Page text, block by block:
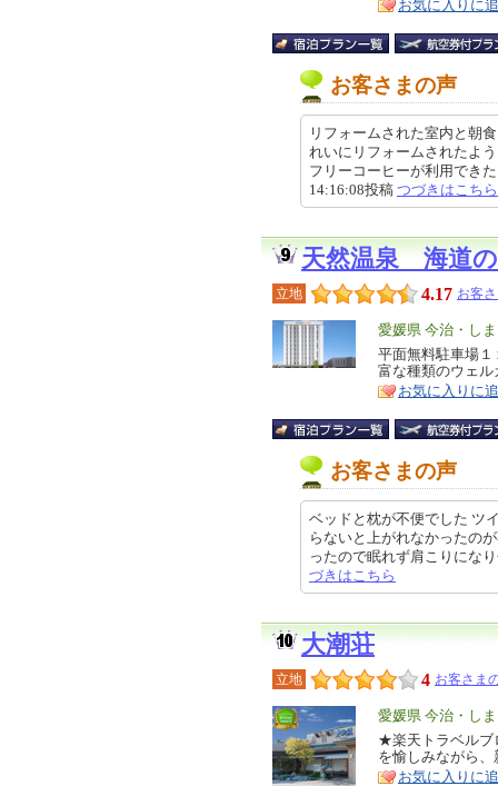
お気に入りに
お客さまの声
リフォームされた室内と朝
れいにリフォームされたよ
フリーコーヒーが利用でき
14:16:08投稿 つづきはこちら
天然温泉 海道
立地 4.17 お客
エ
リ
ア
愛媛県 今治・し
特
徴
平面無料駐車場
富な種類のウェ
お気に入りに
お客さまの声
ベッドと枕が不便でした ツ
らないと上がれなかったの
ったので眠れず肩こりにな
づきはこちら
大潮荘
立地 4 お客さま
エ
リ
ア
愛媛県 今治・し
特
徴
★楽天トラベルブ
を愉しみながら
お気に入りに